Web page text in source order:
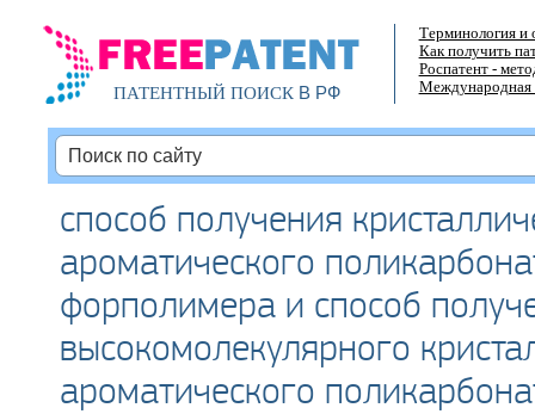
ПАТЕНТНЫЙ ПОИСКВ РФ
Терминология и
Как получить
Роспатент -
Международная
способ получения
ароматического
форполимера и способ
высокомолекулярного
ароматического